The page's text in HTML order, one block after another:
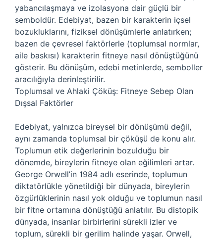
yabancılaşmaya ve izolasyona dair güçlü bir
semboldür. Edebiyat, bazen bir karakterin içsel
bozukluklarını, fiziksel dönüşümlerle anlatırken;
bazen de çevresel faktörlerle (toplumsal normlar,
aile baskısı) karakterin fitneye nasıl dönüştüğünü
gösterir. Bu dönüşüm, edebi metinlerde, semboller
aracılığıyla derinleştirilir.
Toplumsal ve Ahlaki Çöküş: Fitneye Sebep Olan
Dışsal Faktörler
Edebiyat, yalnızca bireysel bir dönüşümü değil,
aynı zamanda toplumsal bir çöküşü de konu alır.
Toplumun etik değerlerinin bozulduğu bir
dönemde, bireylerin fitneye olan eğilimleri artar.
George Orwell’in 1984 adlı eserinde, toplumun
diktatörlükle yönetildiği bir dünyada, bireylerin
özgürlüklerinin nasıl yok olduğu ve toplumun nasıl
bir fitne ortamına dönüştüğü anlatılır. Bu distopik
dünyada, insanlar birbirlerini sürekli izler ve
toplum, sürekli bir gerilim halinde yaşar. Orwell,